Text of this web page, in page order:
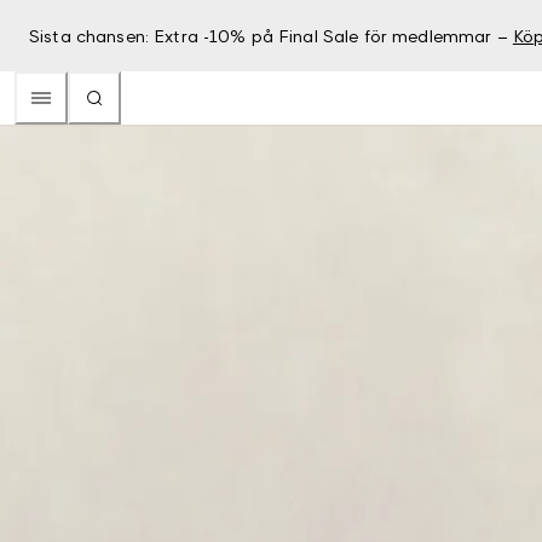
Sista chansen: Extra -10% på Final Sale för medlemmar –